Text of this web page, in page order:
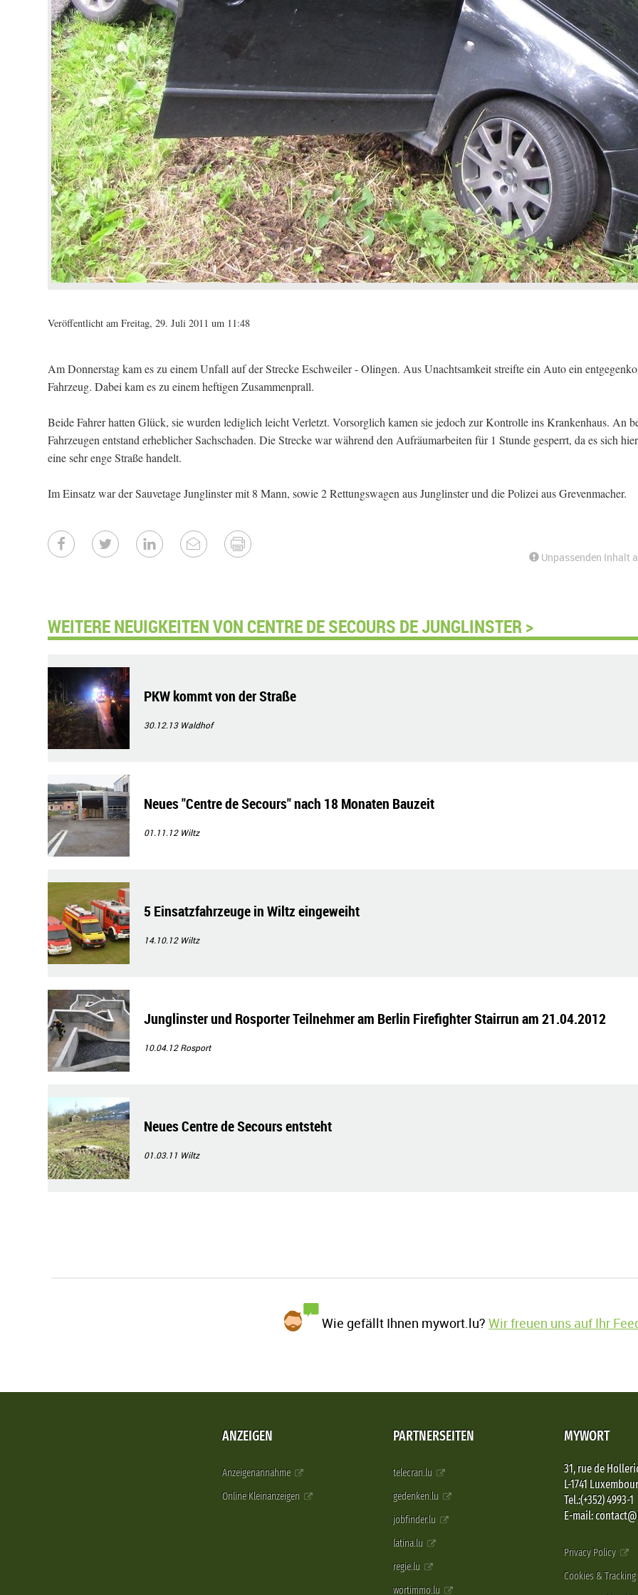
Veröffentlicht am Freitag, 29. Juli 2011 um 11:48
Am Donnerstag kam es zu einem Unfall auf der Strecke Eschweiler - Olingen. Aus Unachtsamkeit streifte ein Auto ein
Fahrzeug. Dabei kam es zu einem heftigen Zusammenprall.
Beide Fahrer hatten Glück, sie wurden lediglich leicht Verletzt. Vorsorglich kamen sie jedoch zur Kontrolle ins Krankenhaus. An
Fahrzeugen entstand erheblicher Sachschaden. Die Strecke war während den Aufräumarbeiten für 1 Stunde gesperrt, da es sich
eine sehr enge Straße handelt.
Im Einsatz war der Sauvetage Junglinster mit 8 Mann, sowie 2 Rettungswagen aus Junglinster und die Polizei aus Grevenmacher.
Unpassenden Inhalt
WEITERE NEUIGKEITEN VON CENTRE DE SECOURS DE JUNGLINSTER >
PKW kommt von der Straße
30.12.13 Waldhof
Neues "Centre de Secours" nach 18 Monaten Bauzeit
01.11.12 Wiltz
5 Einsatzfahrzeuge in Wiltz eingeweiht
14.10.12 Wiltz
Junglinster und Rosporter Teilnehmer am Berlin Firefighter Stairrun am 21.04.2012
10.04.12Rosport
Neues Centre de Secours entsteht
01.03.11 Wiltz
Wie gefällt Ihnen mywort.lu?Wir freuen uns auf Ihr
ANZEIGEN
Anzeigenannahme
Online Kleinanzeigen
PARTNERSEITEN
telecran.lu
gedenken.lu
jobfinder.lu
latina.lu
regie.lu
wortimmo.lu
MYWORT
31, rue de
L-1741
Tel.:(+352) 4993-1
E-mail:
Privacy Policy
Cookies & Tracking